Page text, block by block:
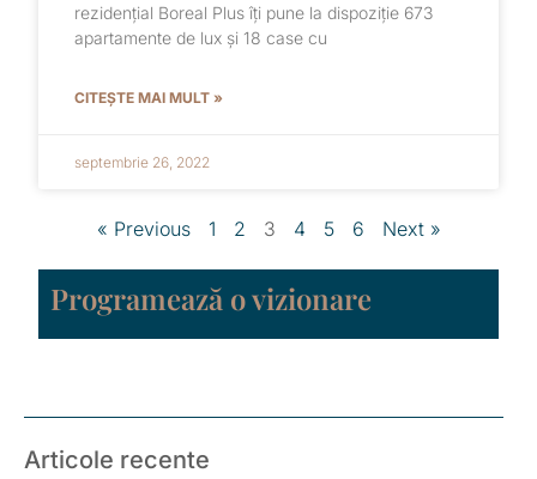
rezidențial Boreal Plus îți pune la dispoziție 673
apartamente de lux și 18 case cu
CITEȘTE MAI MULT »
septembrie 26, 2022
« Previous 1 2 3 4 5 6 Next »
Programează o vizionare
Articole recente